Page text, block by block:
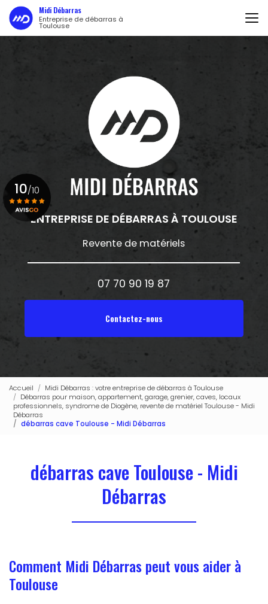
Aller
au
contenu
principal
Midi Débarras
Entreprise de débarras à
Toulouse
ENTREPRISE DE DÉBARRAS À TOULOUSE
Revente de matériels
07 70 90 19 87
Contactez-nous
10/10
Accueil
Midi Débarras : votre entreprise de débarras à Toulouse
Débarras pour maison, appartement, garage, grenier, caves, locaux
professionnels, syndrome de Diogène, revente de matériel Toulouse - Midi
Débarras
débarras cave Toulouse - Midi Débarras
débarras cave Toulouse - Midi
Débarras
Comment Midi Débarras peut vous aider à
Toulouse